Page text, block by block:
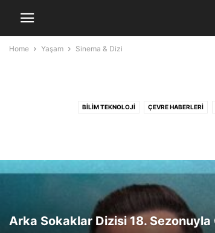
Home Yaşam Sinema & Dizi
BILIM TEKNOLOJI ÇEVRE HABERLERI
Arka Sokaklar Dizisi 18. Sezonuyla